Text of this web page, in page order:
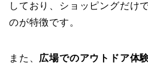
しており、ショッピングだけ
のが特徴です。
また、 広場でのアウトドア体